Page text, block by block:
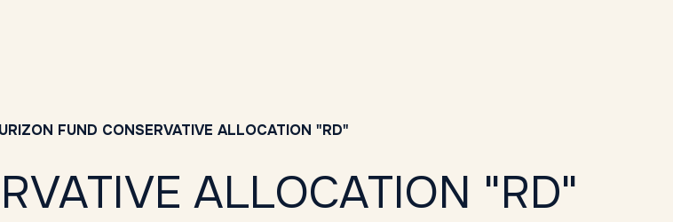
FUND CONSERVATIVE ALLOCATION "RD"
ALLOCATION "RD"